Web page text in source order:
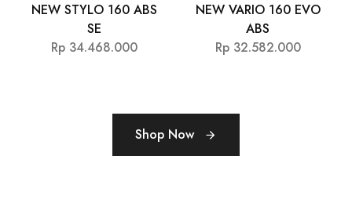
NEW STYLO 160 ABS
SE
Rp 34.468.000
NEW VARIO 160 EVO
ABS
Rp 32.582.000
Shop Now